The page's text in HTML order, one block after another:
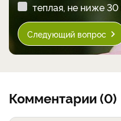
теплая, не ниже
Следующий вопрос
Комментарии (0)